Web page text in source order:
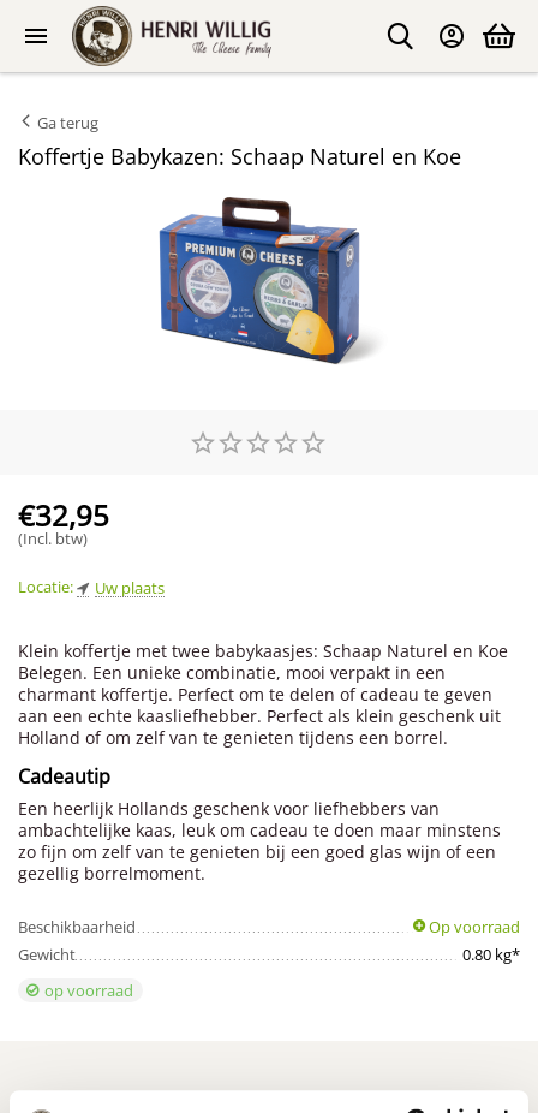
Ga terug
Koffertje Babykazen: Schaap Naturel en Koe
€32,95
(Incl. btw)
Locatie: Uw plaats
Klein koffertje met twee babykaasjes: Schaap Naturel en Koe
Belegen. Een unieke combinatie, mooi verpakt in een
charmant koffertje. Perfect om te delen of cadeau te geven
aan een echte kaasliefhebber. Perfect als klein geschenk uit
Holland of om zelf van te genieten tijdens een borrel.
Cadeautip
Een heerlijk Hollands geschenk voor liefhebbers van
ambachtelijke kaas, leuk om cadeau te doen maar minstens
zo fijn om zelf van te genieten bij een goed glas wijn of een
gezellig borrelmoment.
Beschikbaarheid
Op voorraad
Gewicht
0.80 kg*
op voorraad